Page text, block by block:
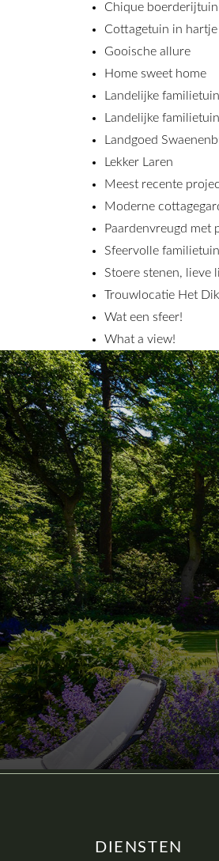
Chique boerderijtuin
Cottagetuin in hartje
Gooische allure
Home sweet home
Landelijke familietuin
Landelijke familietuin
Landgoed
Lekker Laren
Meest recente
Moderne
Paardenvreugd met
Sfeervolle familietuin
Stoere stenen, lieve
Trouwlocatie Het
Wat een sfeer!
What a view!
DIENSTEN